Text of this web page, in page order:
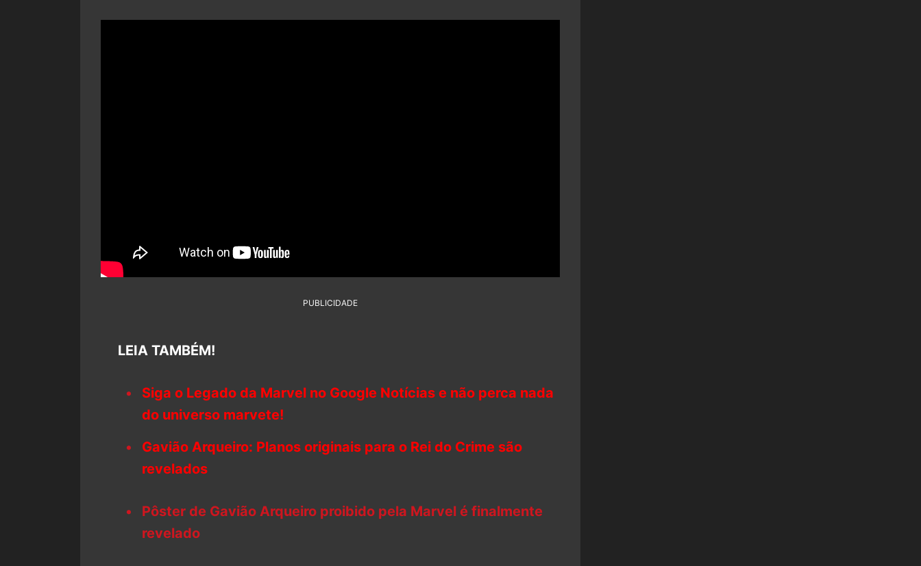
PUBLICIDADE
LEIA TAMBÉM!
Siga o Legado da Marvel no Google Notícias e não perca nada
do universo marvete!
Gavião Arqueiro: Planos originais para o Rei do Crime são
revelados
Pôster de Gavião Arqueiro proibido pela Marvel é finalmente
revelado